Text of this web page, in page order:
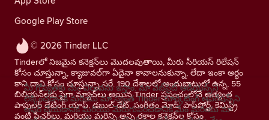
© 2026 Tinder LLC
Tinderలో నిజమైన కనెక్షన్‌లు మొదలవుతాయి, మీరు సీరియస్ రిలేషన్
కోసం చూస్తున్నా, క్యాజువల్‌గా ఏదైనా కావాలనుకున్నా, లేదా ఇంకా అర్థం
కాని దాని కోసం చూస్తున్నా సరే. 190 దేశాలలో అందుబాటులో ఉన్న, 55
బిలియన్‌లకు పైగా మ్యాచ్‌లు అయిన Tinder ప్రపంచంలోనే అత్యంత
పాపులర్ డేటింగ్ యాప్. డబుల్ డేట్, సంగీతం మోడ్, పాస్‌పోర్ట్, కెమిస్ట్రీ
వంటి ఫీచర్‌లు, మరియు మరిన్ని అన్ని రకాల కనెక్షన్‌ల కోసం
Google Play Store
మీ గోప్యతకు మేం విలువను ఇస్తాం. మా వెబ్‌సైట్ ఆడియెన్స్‌ని
లెక్కించడానికి మరియు మా స్వంత Tinder మార్కెటింగ్ ఆపరేషన్స్‌ని
ఆఫర్ చేయడానికి మరియు మెరుగుపరచడానికి మేం మరియు మా